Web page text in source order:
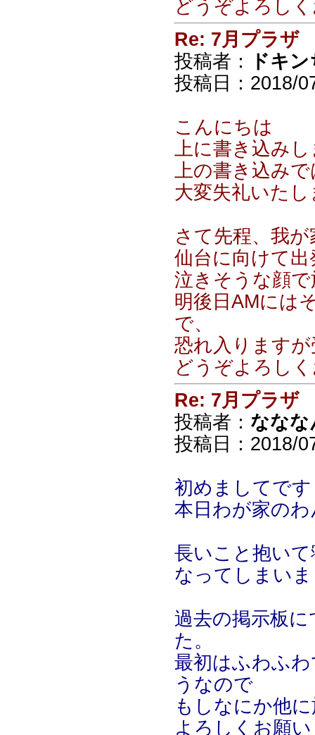
どうぞよろし
Re: 7月プラザ
投稿者：
ドキ
投稿日：2018/
こんにちは
上に書き込み
上の書き込み
大変失礼いた
さて先程、我
仙台に向けて
泣きそうな顔
明後日AMには
で、
恐れ入ります
どうぞよろし
Re: 7月プラザ
投稿者： ななな
投稿日：2018/
初めましてです
本日わが家の
長いこと抱い
なってしまい
過去の掲示板
た。
最初はふわふ
うなので
もしなにか他
よろしくお願